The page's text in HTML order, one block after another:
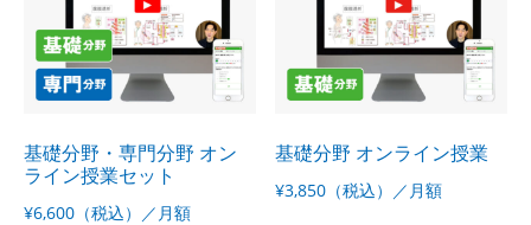
基礎分野・専門分野 オン
ライン授業セット
¥6,600（税込）／月額
基礎分野 オンライン授業
¥3,850（税込）／月額